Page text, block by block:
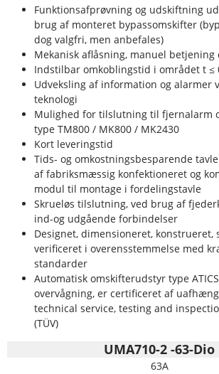
Funktionsafprøvning og udskiftning
brug af monteret bypassomskifter
dog valgfri, men anbefales)
Mekanisk aflåsning, manuel
Indstilbar omkoblingstid i området t ≤
Udveksling af information og alarmer
teknologi
Mulighed for tilslutning til fjernalarm
type TM800 / MK800 / MK2430
Kort leveringstid
Tids- og omkostningsbesparende
af fabriksmæssig konfektioneret og
modul til montage i fordelingstavle
Skrueløs tilslutning, ved brug af
ind-og udgående forbindelser
Designet, dimensioneret, konstrueret,
verificeret i overensstemmelse med
standarder
Automatisk omskifterudstyr type
overvågning, er certificeret af
technical service, testing and
(TÜV)
UMA710-2 -63-Dio
63A